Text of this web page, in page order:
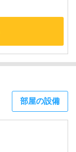
部屋の設備